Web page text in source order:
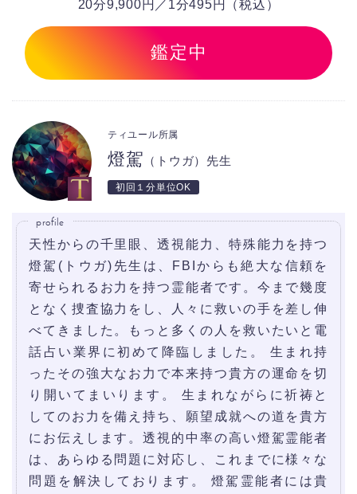
20分9,900円／1分495円（税込）
鑑定中
燈駕 （トウガ）先生
ティユール所属
初回１分単位OK
profile
天性からの千里眼、透視能力、特殊能力を持つ
燈駕(トウガ)先生は、FBIからも絶大な信頼を
寄せられるお力を持つ霊能者です。今まで幾度
となく捜査協力をし、人々に救いの手を差し伸
べてきました。もっと多くの人を救いたいと電
話占い業界に初めて降臨しました。 生まれ持
ったその強大なお力で本来持つ貴方の運命を切
り開いてまいります。 生まれながらに祈祷と
してのお力を備え持ち、願望成就への道を貴方
にお伝えします。透視的中率の高い燈駕霊能者
は、あらゆる問題に対応し、これまでに様々な
問題を解決しております。 燈駕霊能者には貴